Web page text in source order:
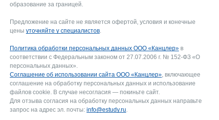
образование за границей.
Предложение на сайте не является офертой, условия и конечные
цены уточняйте у специалистов.
Политика обработки персональных данных ООО «Канцлер» в
соответствии с Федеральным законом от 27.07.2006 г. № 152-ФЗ «О
персональных данных».
Соглашение об использовании сайта ООО «Канцлер», включающее
соглашение на обработку персональных данных и использование
файлов cookie. В случае несогласия — покиньте сайт.
Для отзыва согласия на обработку персональных данных направьте
запрос на адрес эл. почты: info@estudy.ru.